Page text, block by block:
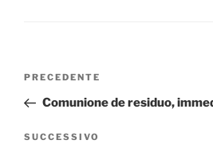
Navigazione
Articolo
precedente:
PRECEDENTE
Comunione de residuo,
Articolo
SUCCESSIVO